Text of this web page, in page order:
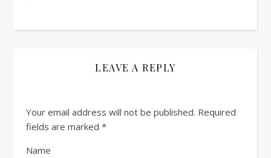
LEAVE A REPLY
Your email address will not be published. Required
fields are marked *
Name